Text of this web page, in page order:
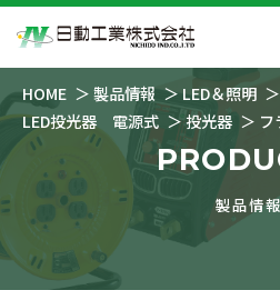
HOME 製品情報 LED＆照明
LED投光器 電源式
投光器
製品情報